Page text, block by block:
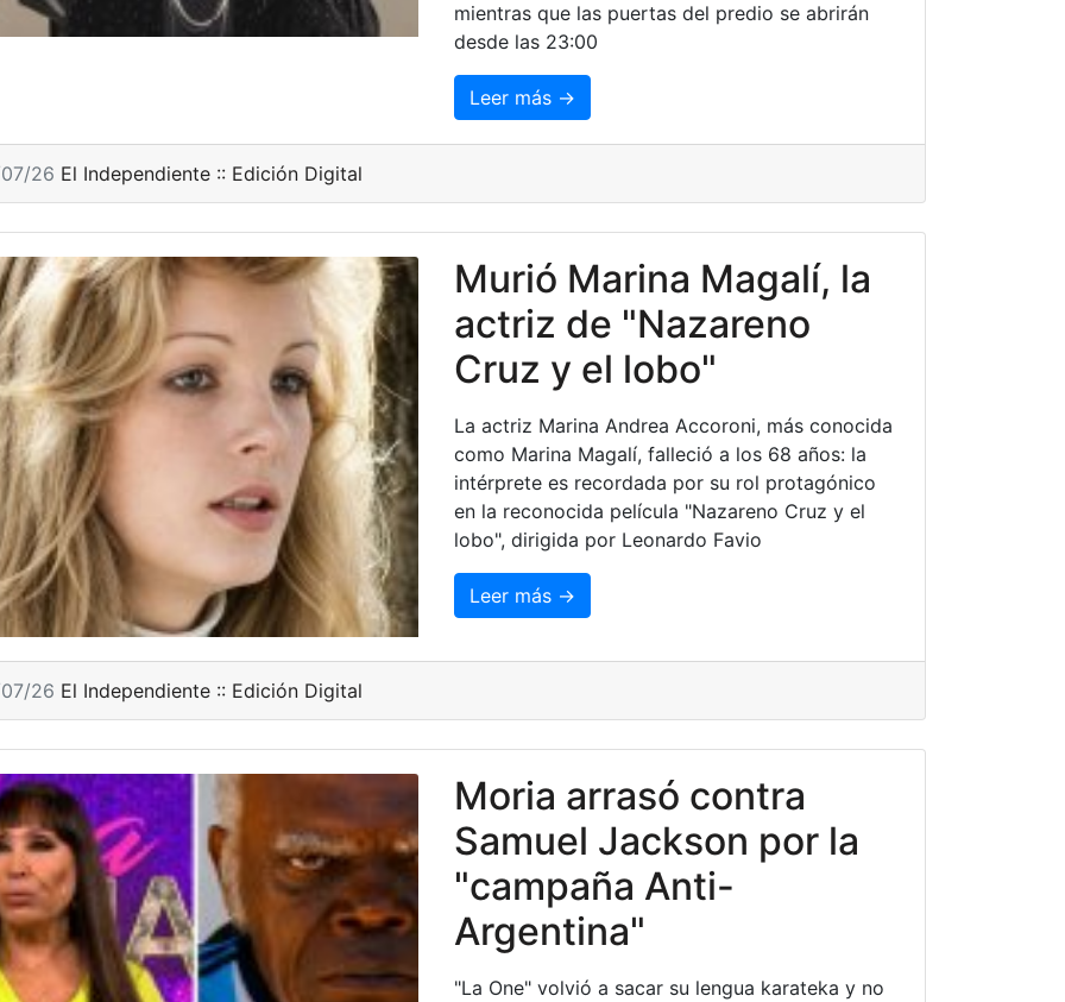
mientras que las puertas del predio se abrirán
desde las 23:00
Leer más →
26 El Independiente :: Edición Digital
Murió Marina Magalí, la
actriz de "Nazareno
Cruz y el lobo"
La actriz Marina Andrea Accoroni, más conocida
como Marina Magalí, falleció a los 68 años: la
intérprete es recordada por su rol protagónico
en la reconocida película "Nazareno Cruz y el
lobo", dirigida por Leonardo Favio
Leer más →
26 El Independiente :: Edición Digital
Moria arrasó contra
Samuel Jackson por la
"campaña Anti-
Argentina"
"La One" volvió a sacar su lengua karateka y no